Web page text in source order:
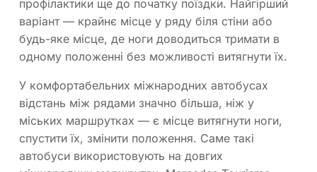
профілактики ще до початку поїздки. Найгірший
варіант — крайнє місце у ряду біля стіни або
будь-яке місце, де ноги доводиться тримати в
одному положенні без можливості витягнути їх.
У комфортабельних міжнародних автобусах
відстань між рядами значно більша, ніж у
міських маршрутках — є місце витягнути ноги,
спустити їх, змінити положення. Саме такі
автобуси використовують на довгих